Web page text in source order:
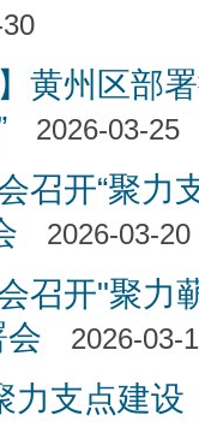
黄州区部
2026-03-25
召开“聚力
2026-03-20
召开"聚力
会
2026-03-
力支点建设